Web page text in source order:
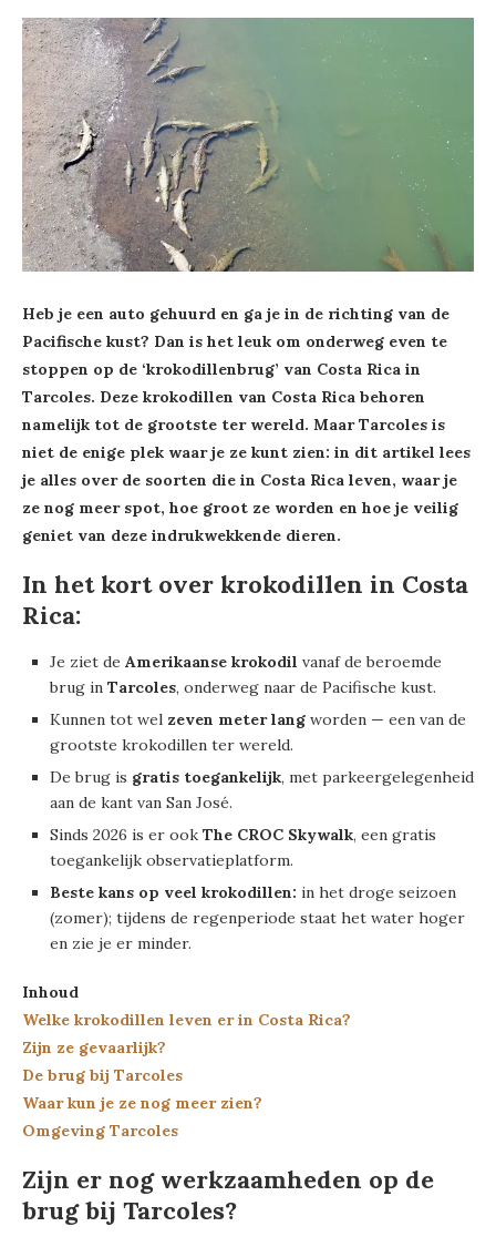
Heb je een auto gehuurd en ga je in de richting van de
Pacifische kust? Dan is het leuk om onderweg even te
stoppen op de ‘krokodillenbrug’ van Costa Rica in
Tarcoles. Deze krokodillen van Costa Rica behoren
namelijk tot de grootste ter wereld. Maar Tarcoles is
niet de enige plek waar je ze kunt zien: in dit artikel lees
je alles over de soorten die in Costa Rica leven, waar je
ze nog meer spot, hoe groot ze worden en hoe je veilig
geniet van deze indrukwekkende dieren.
In het kort over krokodillen in Costa
Rica:
Je ziet de Amerikaanse krokodil vanaf de beroemde
brug in Tarcoles, onderweg naar de Pacifische kust.
Kunnen tot wel zeven meter lang worden — een van de
grootste krokodillen ter wereld.
De brug is gratis toegankelijk, met parkeergelegenheid
aan de kant van San José.
Sinds 2026 is er ook The CROC Skywalk, een gratis
toegankelijk observatieplatform.
Beste kans op veel krokodillen: in het droge seizoen
(zomer); tijdens de regenperiode staat het water hoger
en zie je er minder.
Inhoud
Welke krokodillen leven er in Costa Rica?
Zijn ze gevaarlijk?
De brug bij Tarcoles
Waar kun je ze nog meer zien?
Omgeving Tarcoles
Zijn er nog werkzaamheden op de
brug bij Tarcoles?